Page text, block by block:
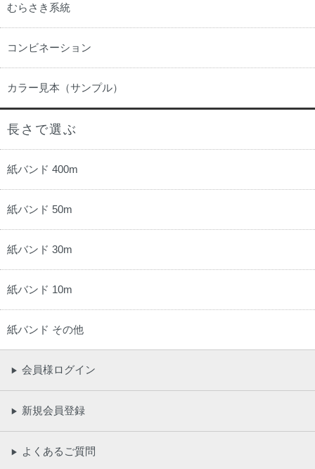
むらさき系統
コンビネーション
カラー見本（サンプル）
長さで選ぶ
紙バンド 400m
紙バンド 50m
紙バンド 30m
紙バンド 10m
紙バンド その他
▶ 会員様ログイン
▶ 新規会員登録
▶ よくあるご質問